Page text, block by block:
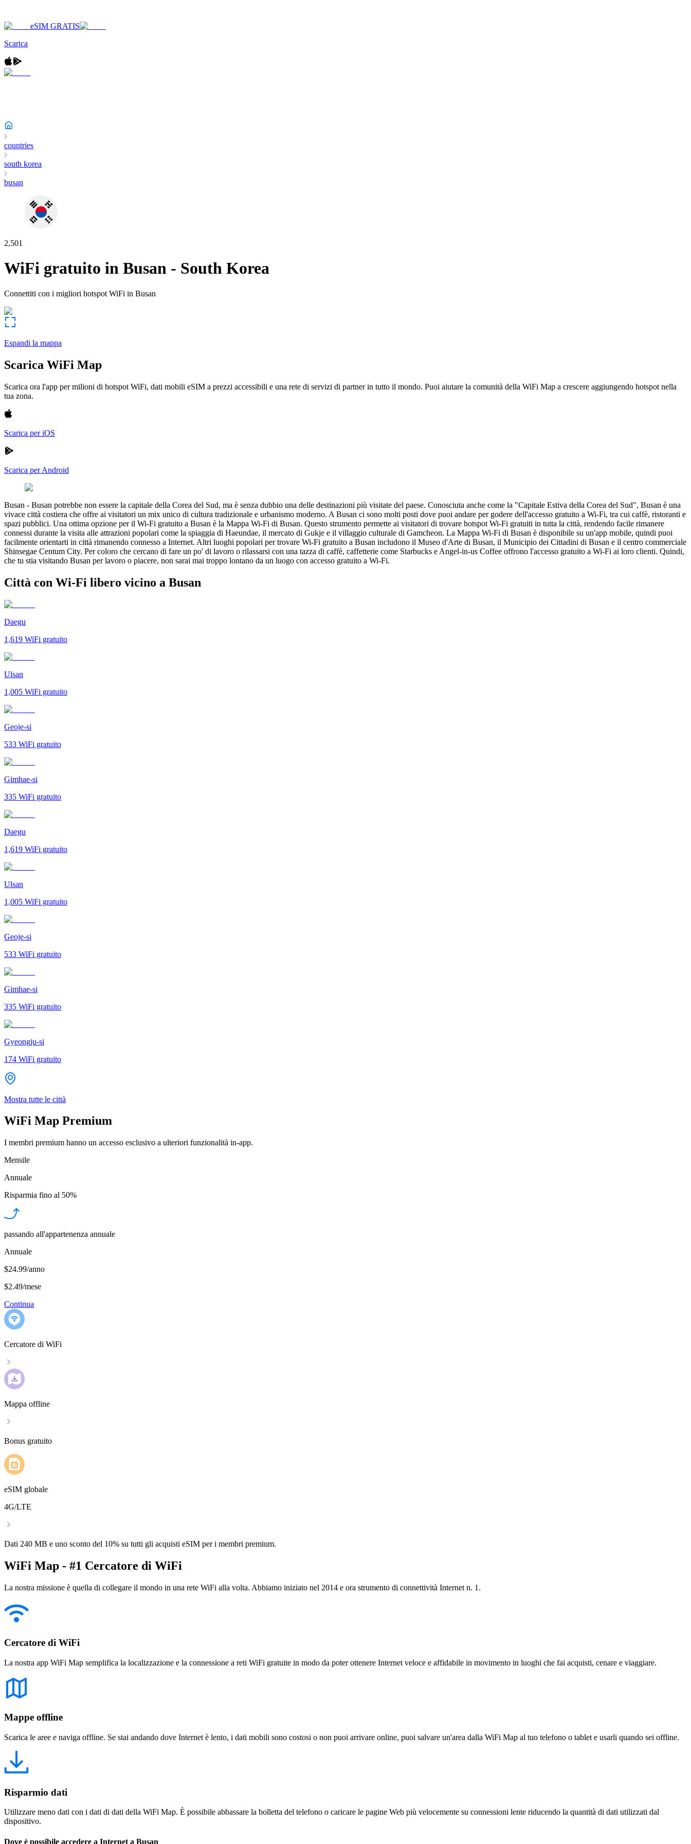
eSIM GRATIS
Scarica
countries
south korea
busan
2,501
WiFi gratuito in Busan - South Korea
Connettiti con i migliori hotspot WiFi in Busan
Espandi la mappa
Scarica WiFi Map
Scarica ora l'app per milioni di hotspot WiFi, dati mobili eSIM a prezzi accessibili e una rete di servizi di partner in tutto il mondo. Puoi aiutare la comunità della WiFi Map a crescere aggiungendo hotspot nella
tua zona.
Scarica per iOS
Scarica per Android
Busan - Busan potrebbe non essere la capitale della Corea del Sud, ma è senza dubbio una delle destinazioni più visitate del paese. Conosciuta anche come la "Capitale Estiva della Corea del Sud", Busan è una
vivace città costiera che offre ai visitatori un mix unico di cultura tradizionale e urbanismo moderno. A Busan ci sono molti posti dove puoi andare per godere dell'accesso gratuito a Wi-Fi, tra cui caffè, ristoranti e
spazi pubblici. Una ottima opzione per il Wi-Fi gratuito a Busan è la Mappa Wi-Fi di Busan. Questo strumento permette ai visitatori di trovare hotspot Wi-Fi gratuiti in tutta la città, rendendo facile rimanere
connessi durante la visita alle attrazioni popolari come la spiaggia di Haeundae, il mercato di Gukje e il villaggio culturale di Gamcheon. La Mappa Wi-Fi di Busan è disponibile su un'app mobile, quindi puoi
facilmente orientarti in città rimanendo connesso a Internet. Altri luoghi popolari per trovare Wi-Fi gratuito a Busan includono il Museo d'Arte di Busan, il Municipio dei Cittadini di Busan e il centro commerciale
Shinsegae Centum City. Per coloro che cercano di fare un po' di lavoro o rilassarsi con una tazza di caffè, caffetterie come Starbucks e Angel-in-us Coffee offrono l'accesso gratuito a Wi-Fi ai loro clienti. Quindi,
che tu stia visitando Busan per lavoro o piacere, non sarai mai troppo lontano da un luogo con accesso gratuito a Wi-Fi.
Città con Wi-Fi libero vicino a Busan
Daegu
1,619 WiFi gratuito
Ulsan
1,005 WiFi gratuito
Geoje-si
533 WiFi gratuito
Gimhae-si
335 WiFi gratuito
Daegu
1,619 WiFi gratuito
Ulsan
1,005 WiFi gratuito
Geoje-si
533 WiFi gratuito
Gimhae-si
335 WiFi gratuito
Gyeongju-si
174 WiFi gratuito
Mostra tutte le città
WiFi Map Premium
I membri premium hanno un accesso esclusivo a ulteriori funzionalità in-app.
Mensile
Annuale
Risparmia fino al 50%
passando all'appartenenza annuale
Annuale
$24.99/anno
$2.49/mese
Continua
Cercatore di WiFi
Mappa offline
Bonus gratuito
eSIM globale
4G/LTE
Dati 240 MB e uno sconto del 10% su tutti gli acquisti eSIM per i membri premium.
WiFi Map - #1 Cercatore di WiFi
La nostra missione è quella di collegare il mondo in una rete WiFi alla volta. Abbiamo iniziato nel 2014 e ora strumento di connettività Internet n. 1.
Cercatore di WiFi
La nostra app WiFi Map semplifica la localizzazione e la connessione a reti WiFi gratuite in modo da poter ottenere Internet veloce e affidabile in movimento in luoghi che fai acquisti, cenare e viaggiare.
Mappe offline
Scarica le aree e naviga offline. Se stai andando dove Internet è lento, i dati mobili sono costosi o non puoi arrivare online, puoi salvare un'area dalla WiFi Map al tuo telefono o tablet e usarli quando sei offline.
Risparmio dati
Utilizzare meno dati con i dati di dati della WiFi Map. È possibile abbassare la bolletta del telefono o caricare le pagine Web più velocemente su connessioni lente riducendo la quantità di dati utilizzati dal
dispositivo.
Dove è possibile accedere a Internet a Busan